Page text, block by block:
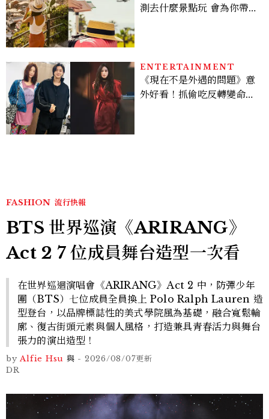
測去什麼景點玩 會為你帶來
ENTERTAINMENT
《現在不是外遇的問題》意
外好看！抓偷吃反轉變命
FASHION 流行快報
BTS 世界巡演《ARIRANG》
Act 2 7 位成員舞台造型一次看
在世界巡迴演唱會《ARIRANG》Act 2 中，防彈少年
團（BTS）七位成員全員換上 Polo Ralph Lauren 造
型登台，以品牌標誌性的美式學院風為基礎，融合寬鬆輪
廓、復古街頭元素與個人風格，打造兼具青春活力與舞台
張力的演出造型！
by Alfie Hsu 與 - 2026/08/07更新
DR